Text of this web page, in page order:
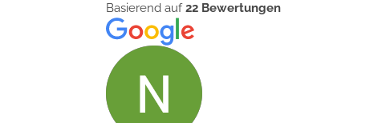
Basierend auf22 Bewertungen